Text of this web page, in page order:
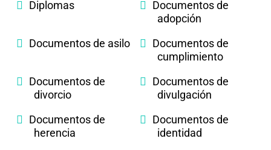
Diplomas
Documentos de
adopción
Documentos de asilo
Documentos de
cumplimiento
Documentos de
divorcio
Documentos de
divulgación
Documentos de
herencia
Documentos de
identidad